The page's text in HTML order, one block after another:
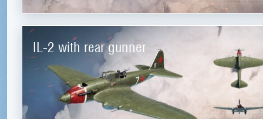
IL-2 with rear gunner